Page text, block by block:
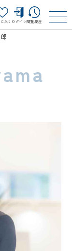
入り ログイン閲覧履歴